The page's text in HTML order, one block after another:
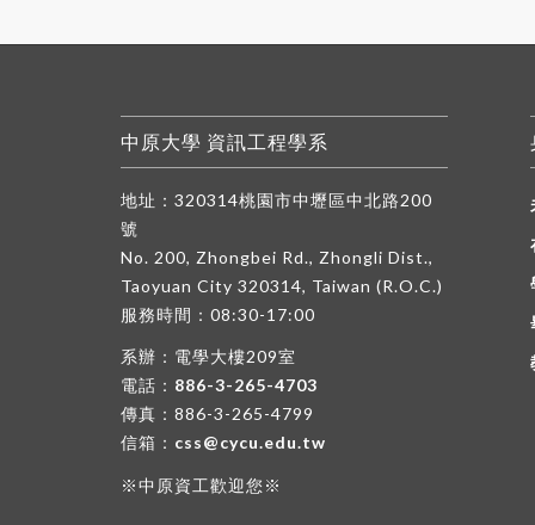
中原大學 資訊工程學系
地址：320314桃園市中壢區中北路200
號
No. 200, Zhongbei Rd., Zhongli Dist.,
Taoyuan City 320314, Taiwan (R.O.C.)
服務時間：08:30-17:00
系辦：電學大樓209室
電話： 886-3-265-4703
傳真：886-3-265-4799
信箱： css@cycu.edu.tw
※中原資工歡迎您※